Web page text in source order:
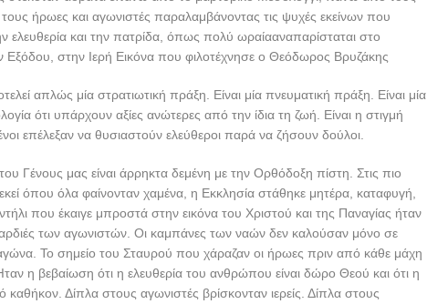
ήρωες και αγωνιστές παραλαμβάνοντας τις ψυχές εκείνων που
ελευθερία και την πατρίδα, όπως πολύ ωραίααναπαρίσταται στο
Εξόδου, στην Ιερή Εικόνα που φιλοτέχνησε ο Θεόδωρος Βρυζάκης
απλώς μία στρατιωτική πράξη. Είναι μία πνευματική πράξη. Είναι μία
ότι υπάρχουν αξίες ανώτερες από την ίδια τη ζωή. Είναι η στιγμή
επέλεξαν να θυσιαστούν ελεύθεροι παρά να ζήσουν δούλοι.
του Γένους μας είναι άρρηκτα δεμένη με την Ορθόδοξη πίστη. Στις πιο
όπου όλα φαίνονταν χαμένα, η Εκκλησία στάθηκε μητέρα, καταφυγή,
που έκαιγε μπροστά στην εικόνα του Χριστού και της Παναγίας ήταν
των αγωνιστών. Οι καμπάνες των ναών δεν καλούσαν μόνο σε
Το σημείο του Σταυρού που χάραζαν οι ήρωες πριν από κάθε μάχη
η βεβαίωση ότι η ελευθερία του ανθρώπου είναι δώρο Θεού και ότι η
καθήκον. Δίπλα στους αγωνιστές βρίσκονταν ιερείς. Δίπλα στους